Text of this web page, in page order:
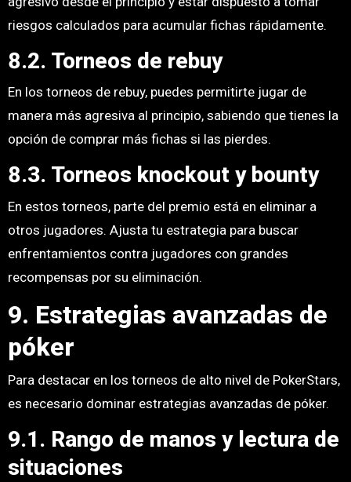
riesgos calculados para acumular fichas rápidamente.
8.2. Torneos de rebuy
En los torneos de rebuy, puedes permitirte jugar de
manera más agresiva al principio, sabiendo que tienes la
opción de comprar más fichas si las pierdes.
8.3. Torneos knockout y bounty
En estos torneos, parte del premio está en eliminar a
otros jugadores. Ajusta tu estrategia para buscar
enfrentamientos contra jugadores con grandes
recompensas por su eliminación.
9. Estrategias avanzadas de
póker
Para destacar en los torneos de alto nivel de PokerStars,
es necesario dominar estrategias avanzadas de póker.
9.1. Rango de manos y lectura de
situaciones